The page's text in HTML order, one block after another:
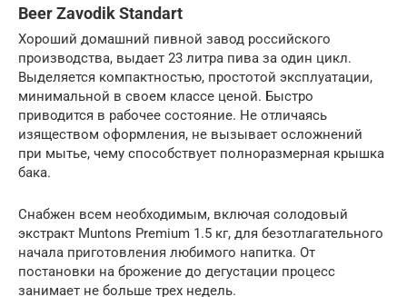
Beer Zavodik Standart
Хороший домашний пивной завод российского
производства, выдает 23 литра пива за один цикл.
Выделяется компактностью, простотой эксплуатации,
минимальной в своем классе ценой. Быстро
приводится в рабочее состояние. Не отличаясь
изяществом оформления, не вызывает осложнений
при мытье, чему способствует полноразмерная крышка
бака.
Снабжен всем необходимым, включая солодовый
экстракт Muntons Premium 1.5 кг, для безотлагательного
начала приготовления любимого напитка. От
постановки на брожение до дегустации процесс
занимает не больше трех недель.